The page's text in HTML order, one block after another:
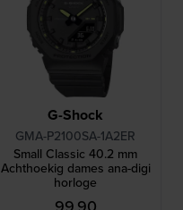
G-Shock
GMA-P2100SA-1A2ER
Small Classic 40.2 mm
Achthoekig dames ana-digi
horloge